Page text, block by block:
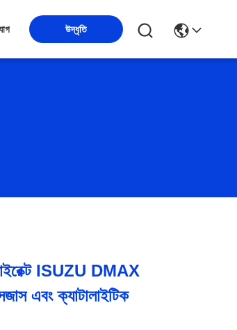
উদ্ধৃতি
ISUZU DMAX
এবং ক্যাটালাইটিক